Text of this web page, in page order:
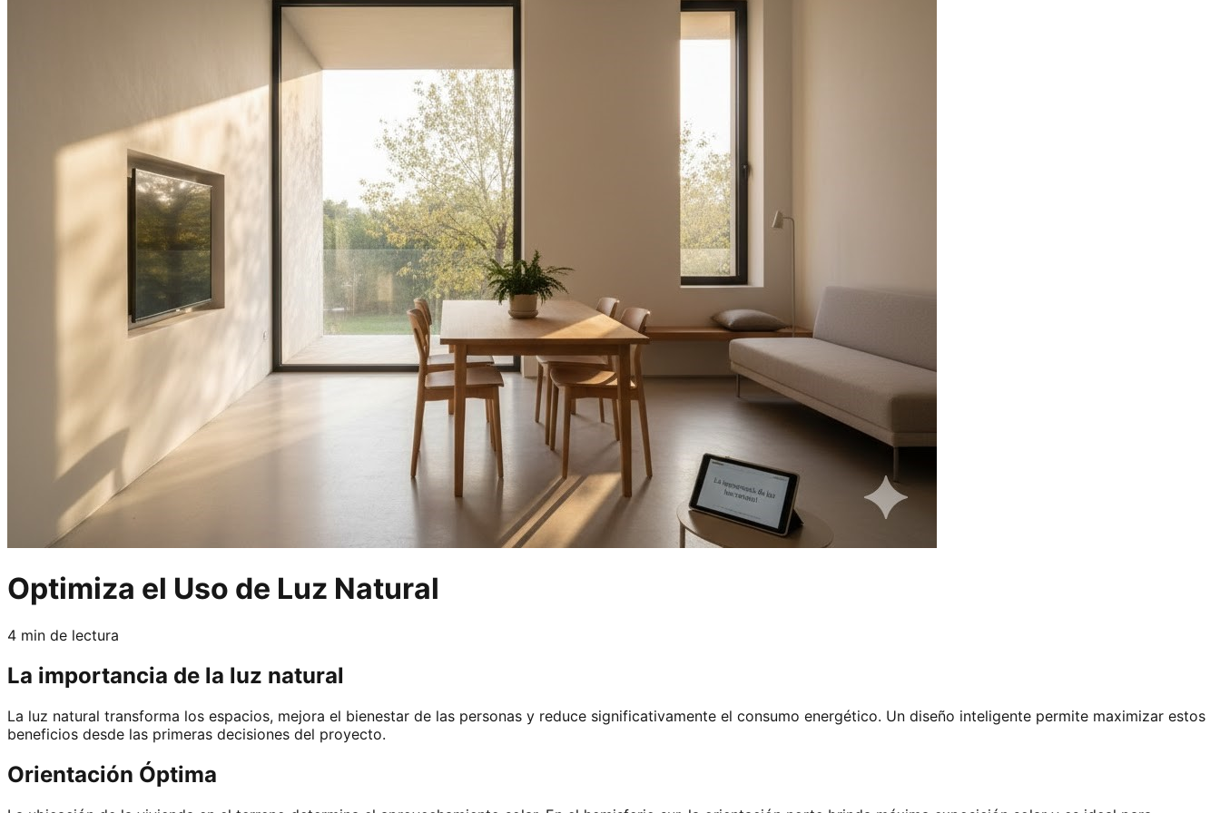
Optimiza el Uso de Luz Natural
4 min de lectura
La importancia de la luz natural
La luz natural transforma los espacios, mejora el bienestar de las personas y reduce significativamente el consumo energético. Un diseño inteligente permite maximizar estos
beneficios desde las primeras decisiones del proyecto.
Orientación Óptima